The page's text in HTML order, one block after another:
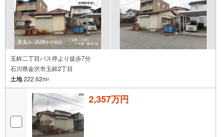
玉鉾二丁目バス停より徒歩7分
石川県金沢市玉鉾2丁目
土地222.62m2
2,357万円